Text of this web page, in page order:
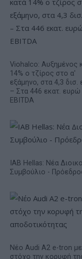
Viohalco: Αυξημένος
14% ο τζίρος στο α'
εξάμηνο, στα 4,3 δισ.
– Στα 446 εκατ. ευρώ
EBITDA
IAB Hellas: Νέα
Συμβούλιο -
Νέο Audi A2 e-tron με
στόχο την κορυφή